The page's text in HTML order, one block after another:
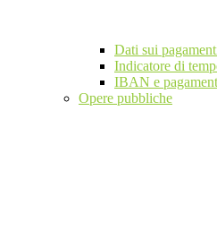
Dati sui
Indicatore di
IBAN e
Opere pubbliche